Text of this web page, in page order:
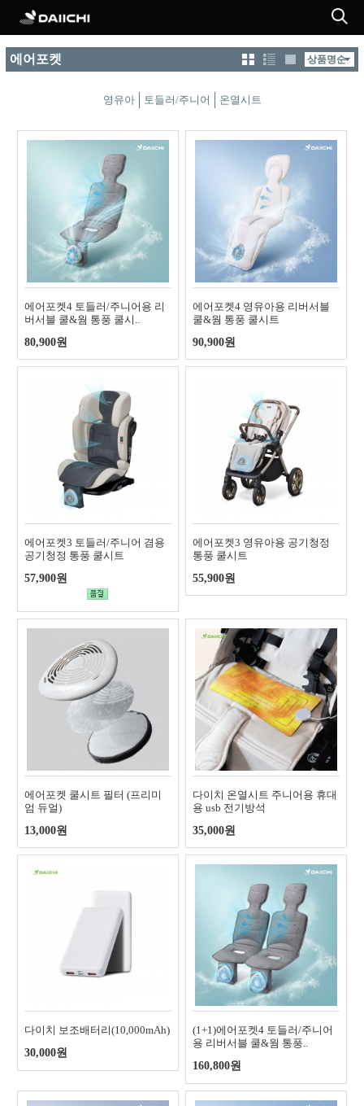
에어포켓
영유아 토들러/주니어 온열시트
에어포켓4 토들러/주니어용 리
버서블 쿨&웜 통풍 쿨시..
80,900원
에어포켓4 영유아용 리버서블
쿨&웜 통풍 쿨시트
90,900원
에어포켓3 토들러/주니어 겸용
공기청정 통풍 쿨시트
57,900원
에어포켓3 영유아용 공기청정
통풍 쿨시트
55,900원
에어포켓 쿨시트 필터 (프리미
엄 듀얼)
13,000원
다이치 온열시트 주니어용 휴대
용 usb 전기방석
35,000원
다이치 보조배터리(10,000mAh)
30,000원
(1+1)에어포켓4 토들러/주니어
용 리버서블 쿨&웜 통풍..
160,800원